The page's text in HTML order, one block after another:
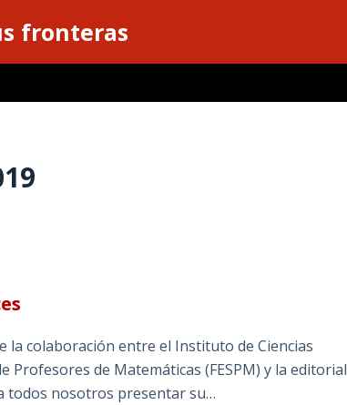
fronteras
la colaboración entre el Instituto de Ciencias
Profesores de Matemáticas (FESPM) y la editorial
todos nosotros presentar su…